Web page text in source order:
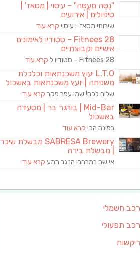
"נַסֵּה מְעַסֶּה" – עיסוי | מסאז' |
טיפולים | אירועים
שירותי מסאז' ו עיסוי קרא עוד
Fitnees 28 – סטודיו לאימונים
אישיים וקבוצתיים
Fitnees 28 – סטודיו ל קרא עוד
L.T.O יעוץ משכנתאות וכלכלת
משפחה | יועץ משכנתאות באשכול
שלום לכם! שמי עפר פקר קרא עוד
Mid-Bar | בורגר בר | מסעדה
באשכול
בפינה הכי קרא עוד
SABRESA Brewery מבשלת שיכר
| מבשלת בירה
אי שם במרחבי הנגב המע קרא עוד
רכב חשמלי
רכב תפעולי
ריקשות